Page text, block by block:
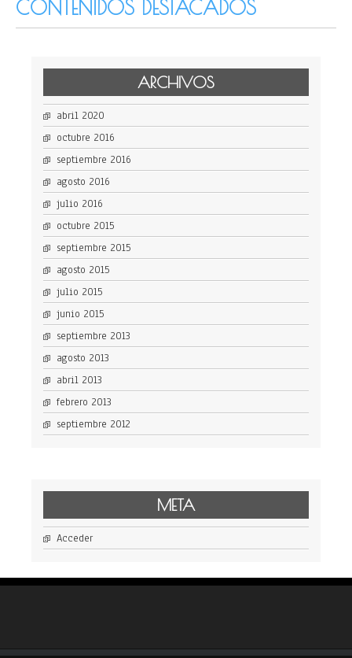
CONTENIDOS DESTACADOS
ARCHIVOS
abril 2020
octubre 2016
septiembre 2016
agosto 2016
julio 2016
octubre 2015
septiembre 2015
agosto 2015
julio 2015
junio 2015
septiembre 2013
agosto 2013
abril 2013
febrero 2013
septiembre 2012
META
Acceder